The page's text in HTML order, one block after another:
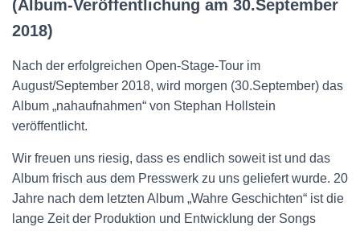
(Album-Veröffentlichung am 30.September
2018)
Nach der erfolgreichen Open-Stage-Tour im
August/September 2018, wird morgen (30.September) das
Album „nahaufnahmen“ von Stephan Hollstein
veröffentlicht.
Wir freuen uns riesig, dass es endlich soweit ist und das
Album frisch aus dem Presswerk zu uns geliefert wurde. 20
Jahre nach dem letzten Album „Wahre Geschichten“ ist die
lange Zeit der Produktion und Entwicklung der Songs